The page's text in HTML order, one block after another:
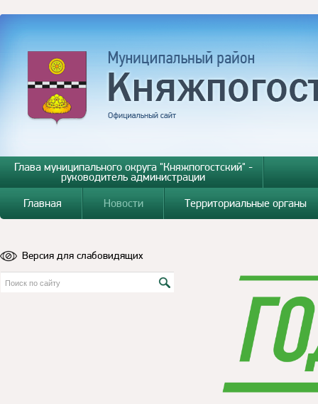
Глава муниципального округа "Княжпогостский" -
руководитель администрации
Главная
Новости Территориальные органы
Версия для слабовидящих